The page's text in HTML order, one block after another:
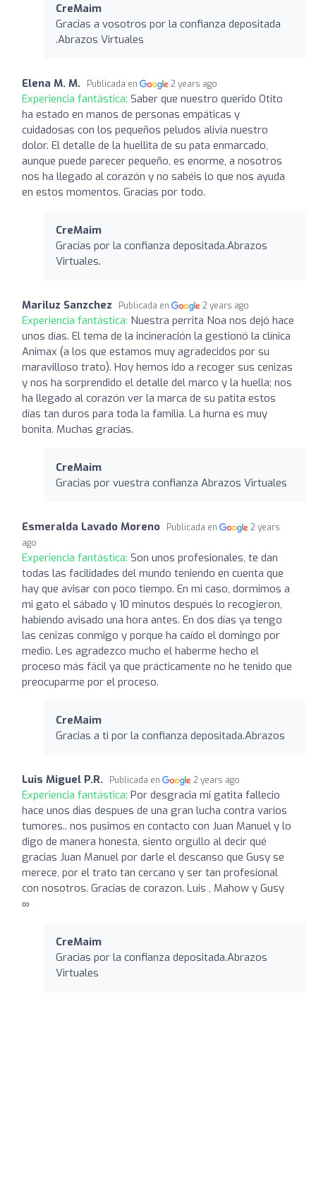
CreMaim
Gracias a vosotros por la confianza depositada
.Abrazos Virtuales
Elena M. M. Publicada en 2 years ago
Experiencia fantástica: Saber que nuestro querido Otito
ha estado en manos de personas empáticas y
cuidadosas con los pequeños peludos alivia nuestro
dolor. El detalle de la huellita de su pata enmarcado,
aunque puede parecer pequeño, es enorme, a nosotros
nos ha llegado al corazón y no sabéis lo que nos ayuda
en estos momentos. Gracias por todo.
CreMaim
Gracias por la confianza depositada.Abrazos
Virtuales.
Mariluz Sanzchez Publicada en 2 years ago
Experiencia fantástica: Nuestra perrita Noa nos dejó hace
unos días. El tema de la incineración la gestionó la clínica
Animax (a los que estamos muy agradecidos por su
maravilloso trato). Hoy hemos ido a recoger sus cenizas
y nos ha sorprendido el detalle del marco y la huella; nos
ha llegado al corazón ver la marca de su patita estos
días tan duros para toda la familia. La hurna es muy
bonita. Muchas gracias.
CreMaim
Gracias por vuestra confianza Abrazos Virtuales
Esmeralda Lavado Moreno Publicada en
2 years
ago
Experiencia fantástica: Son unos profesionales, te dan
todas las facilidades del mundo teniendo en cuenta que
hay que avisar con poco tiempo. En mi caso, dormimos a
mi gato el sábado y 10 minutos después lo recogieron,
habiendo avisado una hora antes. En dos días ya tengo
las cenizas conmigo y porque ha caído el domingo por
medio. Les agradezco mucho el haberme hecho el
proceso más fácil ya que prácticamente no he tenido que
preocuparme por el proceso.
CreMaim
Gracias a ti por la confianza depositada.Abrazos
Luis Miguel P.R. Publicada en 2 years ago
Experiencia fantástica: Por desgracia mi gatita fallecio
hace unos dias despues de una gran lucha contra varios
tumores.. nos pusimos en contacto con Juan Manuel y lo
digo de manera honesta, siento orgullo al decir qué
gracias Juan Manuel por darle el descanso que Gusy se
merece, por el trato tan cercano y ser tan profesional
con nosotros. Gracias de corazon. Luis , Mahow y Gusy
∞
CreMaim
Gracias por la confianza depositada.Abrazos
Virtuales